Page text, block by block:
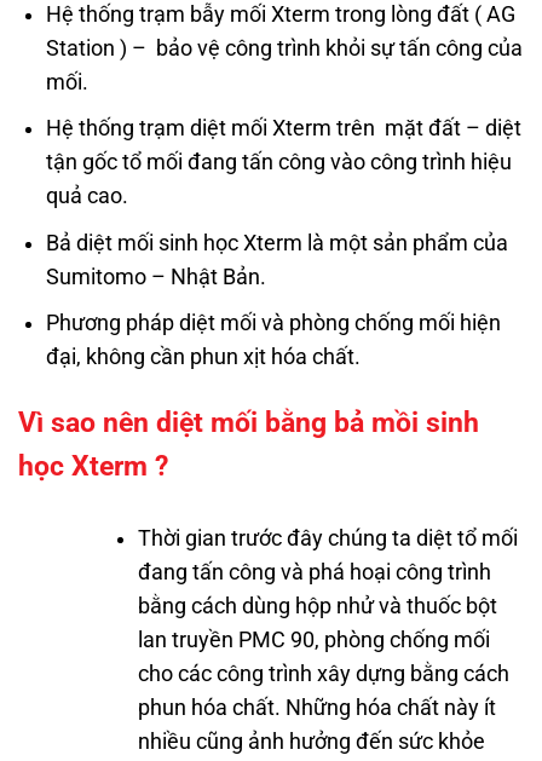
Hệ thống trạm bẫy mối Xterm trong lòng đất ( AG
Station ) – bảo vệ công trình khỏi sự tấn công của
mối.
Hệ thống trạm diệt mối Xterm trên mặt đất – diệt
tận gốc tổ mối đang tấn công vào công trình hiệu
quả cao.
Bả diệt mối sinh học Xterm là một sản phẩm của
Sumitomo – Nhật Bản.
Phương pháp diệt mối và phòng chống mối hiện
đại, không cần phun xịt hóa chất.
Vì sao nên diệt mối bằng bả mồi sinh
học Xterm ?
Thời gian trước đây chúng ta diệt tổ mối
đang tấn công và phá hoại công trình
bằng cách dùng hộp nhử và thuốc bột
lan truyền PMC 90, phòng chống mối
cho các công trình xây dựng bằng cách
phun hóa chất. Những hóa chất này ít
nhiều cũng ảnh hưởng đến sức khỏe